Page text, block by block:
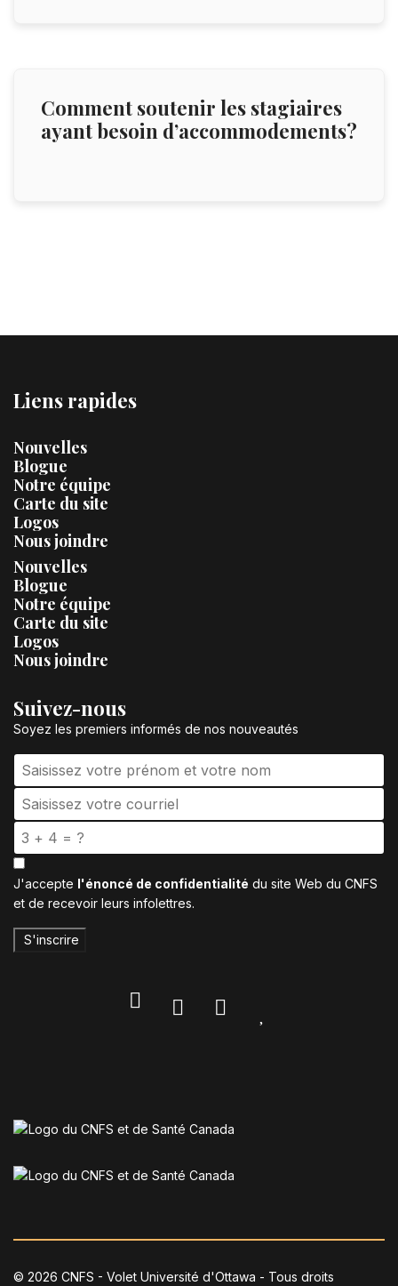
Comment soutenir les stagiaires
ayant besoin d’accommodements?
Liens rapides
Nouvelles
Blogue
Notre équipe
Carte du site
Logos
Nous joindre
Nouvelles
Blogue
Notre équipe
Carte du site
Logos
Nous joindre
Suivez-nous
Soyez les premiers informés de nos nouveautés
J'accepte l'énoncé de confidentialité du site Web du CNFS
et de recevoir leurs infolettres.
S'inscrire
© 2026 CNFS - Volet Université d'Ottawa - Tous droits